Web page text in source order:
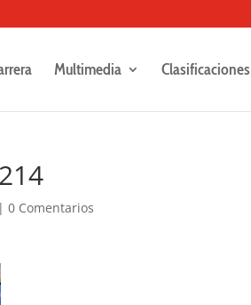
Multimedia Clasificaciones
|0 Comentarios